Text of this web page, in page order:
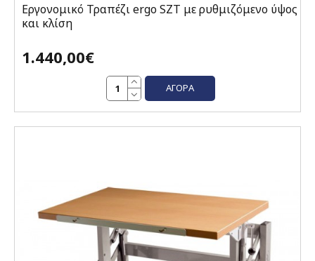
Εργονομικό Τραπέζι ergo SZT με ρυθμιζόμενο ύψος
και κλίση
1.440,00€
ΑΓΟΡΆ